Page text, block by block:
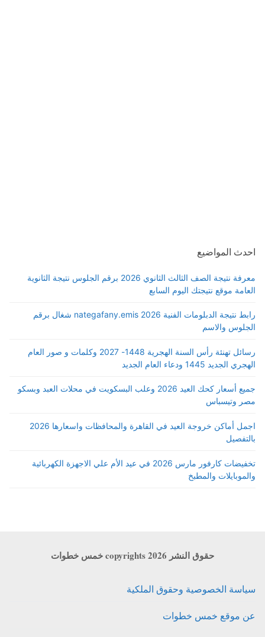
احدث المواضيع
معرفة نتيجة الصف الثالث الثانوي 2026 برقم الجلوس نتيجة الثانوية
العامة موقع نتيجتك اليوم السابع
رابط نتيجة الدبلومات الفنية 2026 nategafany.emis شغال برقم
الجلوس والاسم
رسائل تهنئة رأس السنة الهجرية 1448- 2027 وكلمات و صور العام
الهجري الجديد 1445 ودعاء العام الجديد
جميع أسعار كحك العيد 2026 وعلب البسكويت في محلات العبد وبسكو
مصر وتيسباس
اجمل أماكن خروجة العيد في القاهرة والمحافظات واسعارها 2026
بالتفصيل
تخفيضات كارفور مارس 2026 في عيد الأم علي الاجهزة الكهربائية
والموبايلات والمطبخ
حقوق النشر copyrights 2026 خمس خطوات
سياسة الخصوصية وحقوق الملكية
عن موقع خمس خطوات